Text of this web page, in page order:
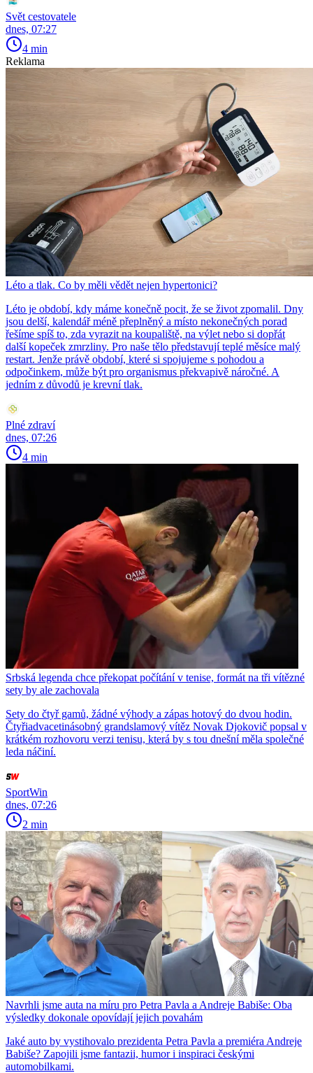
Svět cestovatele
dnes, 07:27
4 min
Reklama
Léto a tlak. Co by měli vědět nejen hypertonici?
Léto je období, kdy máme konečně pocit, že se život zpomalil. Dny
jsou delší, kalendář méně přeplněný a místo nekonečných porad
řešíme spíš to, zda vyrazit na koupaliště, na výlet nebo si dopřát
další kopeček zmrzliny. Pro naše tělo představují teplé měsíce malý
restart. Jenže právě období, které si spojujeme s pohodou a
odpočinkem, může být pro organismus překvapivě náročné. A
jedním z důvodů je krevní tlak.
Plné zdraví
dnes, 07:26
4 min
Srbská legenda chce překopat počítání v tenise, formát na tři vítězné
sety by ale zachovala
Sety do čtyř gamů, žádné výhody a zápas hotový do dvou hodin.
Čtyřiadvacetinásobný grandslamový vítěz Novak Djokovič popsal v
krátkém rozhovoru verzi tenisu, která by s tou dnešní měla společné
leda náčiní.
SportWin
dnes, 07:26
2 min
Navrhli jsme auta na míru pro Petra Pavla a Andreje Babiše: Oba
výsledky dokonale opovídají jejich povahám
Jaké auto by vystihovalo prezidenta Petra Pavla a premiéra Andreje
Babiše? Zapojili jsme fantazii, humor i inspiraci českými
automobilkami.